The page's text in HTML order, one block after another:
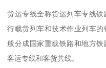
货运专线全称货运列车专线
行载货列车和技术作业列车
般分成国家重载铁路和地方
客运专线和客货共线。